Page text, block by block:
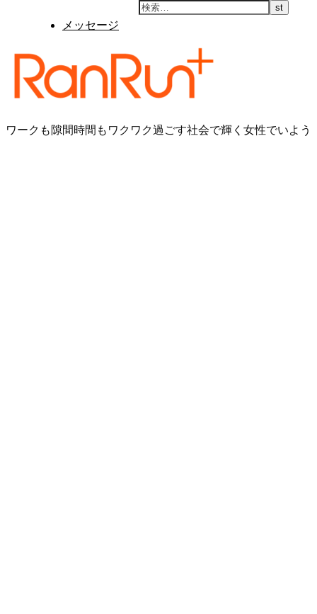
メッセージ
ワークも隙間時間もワクワク過ごす社会で輝く女性でいよう